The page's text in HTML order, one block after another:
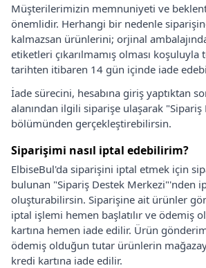
Müşterilerimizin memnuniyeti ve
önemlidir. Herhangi bir nedenle
kalmazsan ürünlerini; orjinal
etiketleri çıkarılmamış olması koşuluyla
tarihten itibaren 14 gün içinde iade
İade sürecini, hesabına giriş yaptıktan
alanından ilgili siparişe ulaşarak "Sipariş
bölümünden gerçekleştirebilirsin.
Siparişimi nasıl iptal edebilirim?
ElbiseBul'da siparişini iptal etmek için
bulunan "Sipariş Destek Merkezi"'nden
oluşturabilirsin. Siparişine ait ürünler
iptal işlemi hemen başlatılır ve ödemiş
kartına hemen iade edilir. Ürün
ödemiş olduğun tutar ürünlerin
kredi kartına iade edilir.